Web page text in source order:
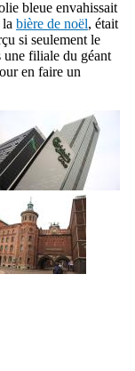
bleue envahissait
la bière de noël, était
si seulement le
une filiale du géant
en faire un